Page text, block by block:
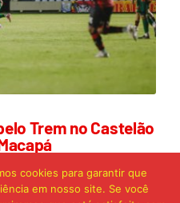
Trem no Castelão
cookies para garantir que
em nosso site. Se você